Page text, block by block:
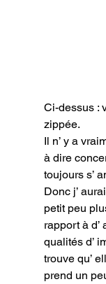
Ci-dessus :
zippée.
Il n’ y a
à dire
toujours s’
Donc j’
petit peu
rapport à
qualités d’
trouve qu’
prend un